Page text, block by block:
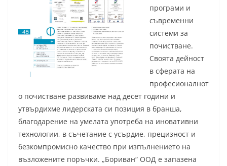
програми и
съвременни
системи за
почистване.
Своята дейност
в сферата на
професионалнот
о почистване развиваме над десет години и
утвърдихме лидерската си позиция в бранша,
благодарение на умелата употреба на иновативни
технологии, в съчетание с усърдие, прецизност и
безкомпромисно качество при изпълнението на
възложените поръчки. „Бориван“ ООД е запазена